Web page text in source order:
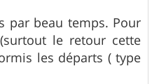
par beau temps. Pour
le retour cette
les départs ( type